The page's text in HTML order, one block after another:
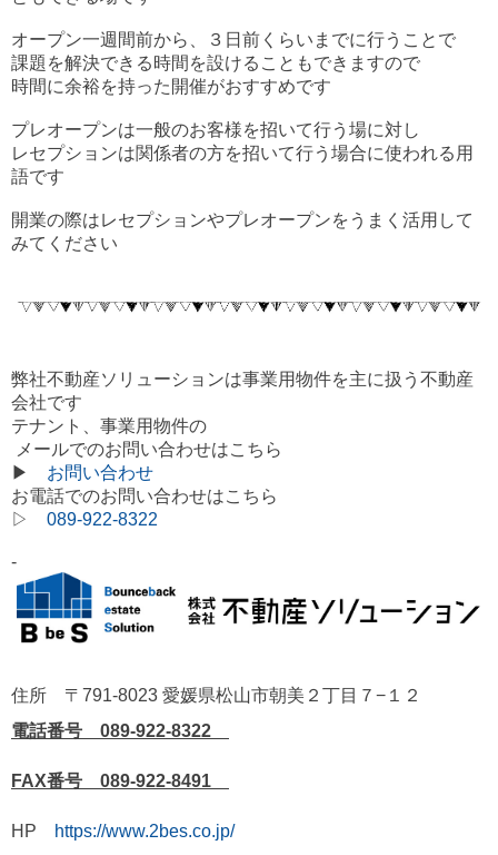
オープン一週間前から、３日前くらいまでに行うことで
課題を解決できる時間を設けることもできますので
時間に余裕を持った開催がおすすめです
プレオープンは一般のお客様を招いて行う場に対し
レセプションは関係者の方を招いて行う場合に使われる用
語です
開業の際はレセプションやプレオープンをうまく活用して
みてください
弊社不動産ソリューションは事業用物件を主に扱う不動産
会社です
テナント、事業用物件の
メールでのお問い合わせはこちら
▶ お問い合わせ
お電話でのお問い合わせはこちら
▷ 089-922-8322
-
住所 〒791-8023 愛媛県松山市朝美２丁目７−１２
電話番号 089-922-8322
FAX番号 089-922-8491
HP
https://www.2bes.co.jp/